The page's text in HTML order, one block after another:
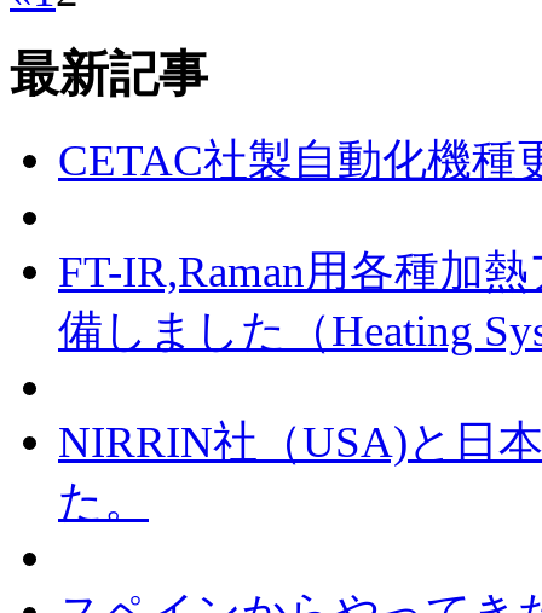
最新記事
CETAC社製自動化機種
FT-IR,Raman用各種加
備しました（Heating
NIRRIN社（USA)と日
た。